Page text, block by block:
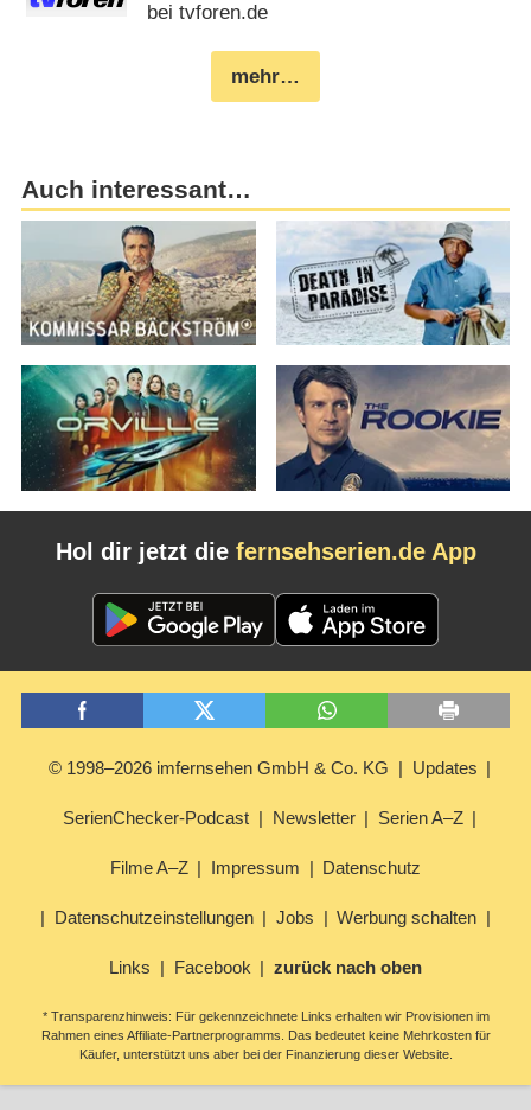
bei tvforen.de
mehr…
Auch interessant…
Hol dir jetzt die fernsehserien.de App
© 1998–2026 imfernsehen GmbH & Co. KG Updates
SerienChecker-Podcast Newsletter Serien A–Z
Filme A–Z Impressum Datenschutz
Datenschutzeinstellungen Jobs Werbung schalten
Links Facebook zurück nach oben
* Transparenzhinweis: Für gekennzeichnete Links erhalten wir Provisionen im
Rahmen eines Affiliate-Partnerprogramms. Das bedeutet keine Mehrkosten für
Käufer, unterstützt uns aber bei der Finanzierung dieser Website.